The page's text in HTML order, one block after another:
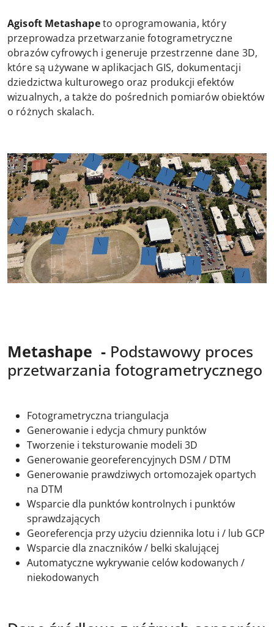
Agisoft Metashapeto oprogramowania, który
przeprowadza przetwarzanie fotogrametryczne
obrazów cyfrowych i generuje przestrzenne dane 3D,
które są używane w aplikacjach GIS, dokumentacji
dziedzictwa kulturowego oraz produkcji efektów
wizualnych, a także do pośrednich pomiarów obiektów
o różnych skalach.
Metashape - Podstawowy proces
przetwarzania fotogrametrycznego
Fotogrametryczna triangulacja
Generowanie i edycja chmury punktów
Tworzenie i teksturowanie modeli 3D
Generowanie georeferencyjnych DSM / DTM
Generowanie prawdziwych ortomozajek opartych
na DTM
Wsparcie dla punktów kontrolnych i punktów
sprawdzających
Georeferencja przy użyciu dziennika lotu i / lub GCP
Wsparcie dla znaczników / belki skalującej
Automatyczne wykrywanie celów kodowanych /
niekodowanych